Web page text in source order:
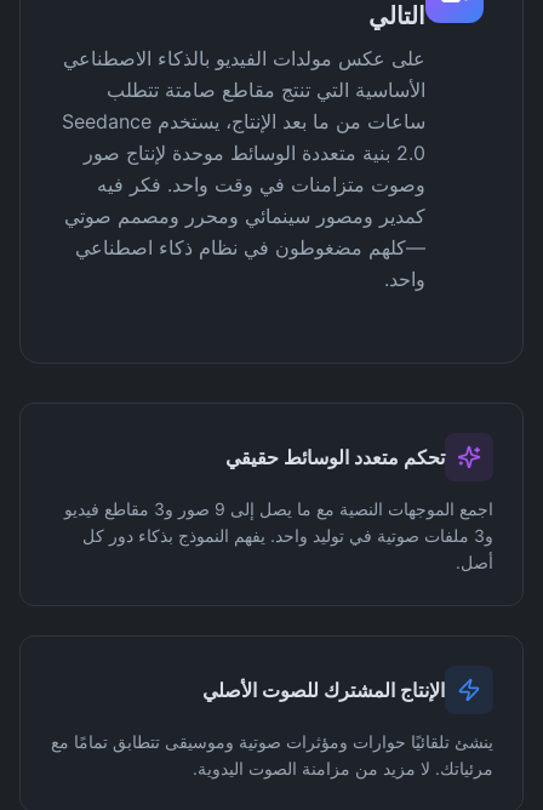
التالي
على عكس مولدات الفيديو بالذكاء الاصطناعي
الأساسية التي تنتج مقاطع صامتة تتطلب
ساعات من ما بعد الإنتاج، يستخدم Seedance
2.0 بنية متعددة الوسائط موحدة لإنتاج صور
وصوت متزامنات في وقت واحد. فكر فيه
كمدير ومصور سينمائي ومحرر ومصمم صوتي
—كلهم مضغوطون في نظام ذكاء اصطناعي
واحد.
تحكم متعدد الوسائط حقيقي
اجمع الموجهات النصية مع ما يصل إلى 9 صور و3 مقاطع فيديو
و3 ملفات صوتية في توليد واحد. يفهم النموذج بذكاء دور كل
أصل.
الإنتاج المشترك للصوت الأصلي
ينشئ تلقائيًا حوارات ومؤثرات صوتية وموسيقى تتطابق تمامًا مع
مرئياتك. لا مزيد من مزامنة الصوت اليدوية.